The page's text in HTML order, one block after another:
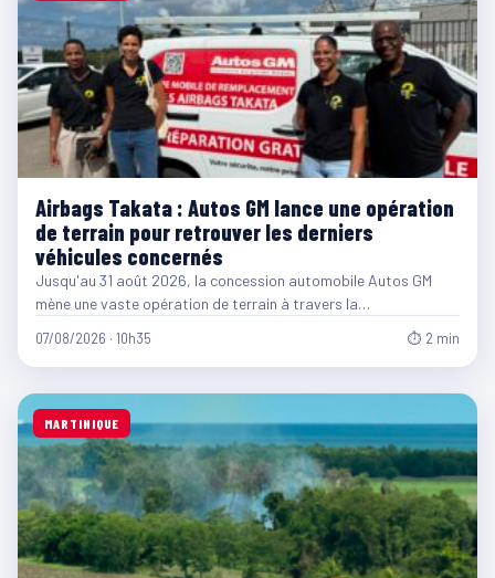
Airbags Takata : Autos GM lance une opération
de terrain pour retrouver les derniers
véhicules concernés
Jusqu'au 31 août 2026, la concession automobile Autos GM
mène une vaste opération de terrain à travers la…
07/08/2026 · 10h35 ⏱ 2 min
MARTINIQUE